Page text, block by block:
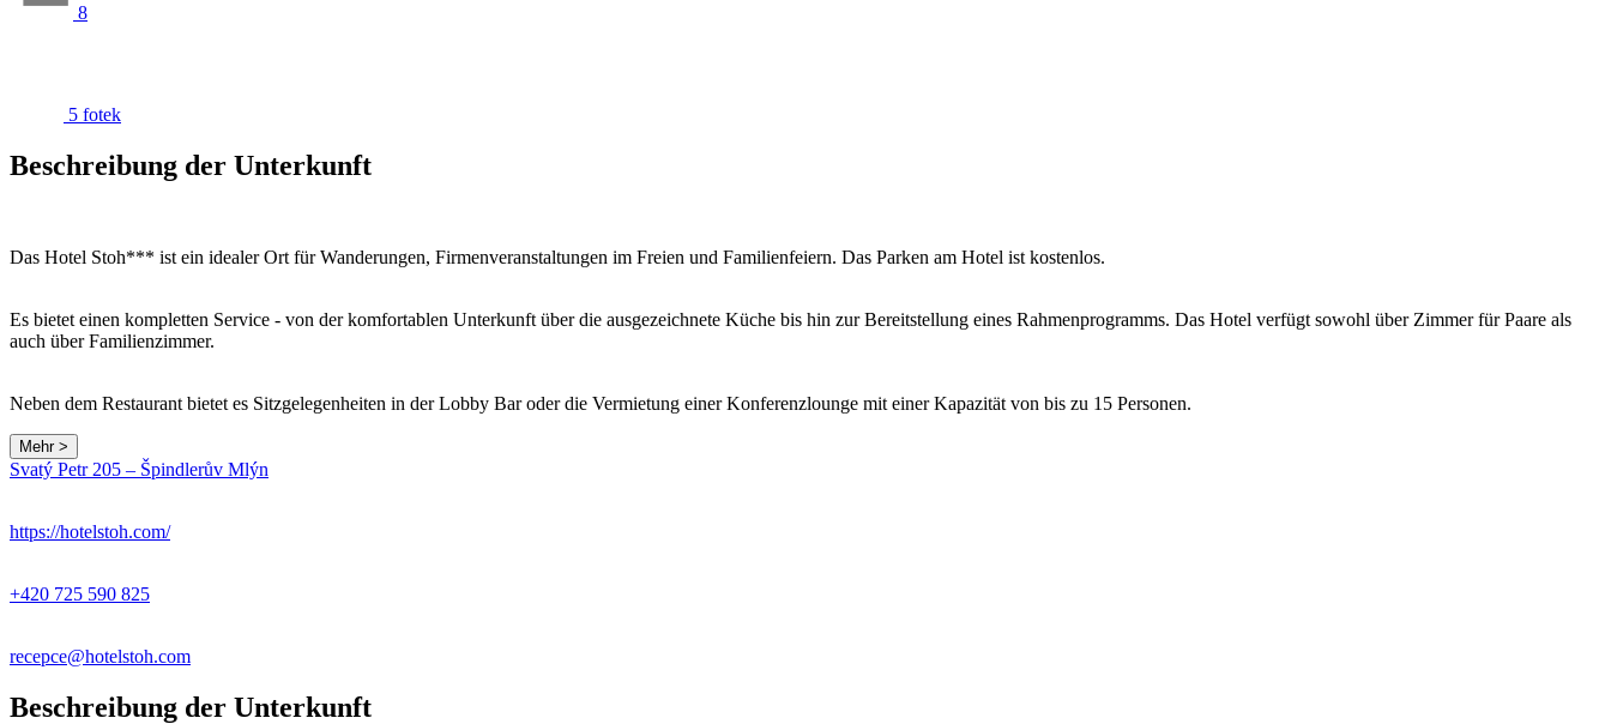
8
5 fotek
Beschreibung der Unterkunft
Das Hotel Stoh*** ist ein idealer Ort für Wanderungen, Firmenveranstaltungen im Freien und Familienfeiern. Das Parken am Hotel ist kostenlos.
Es bietet einen kompletten Service - von der komfortablen Unterkunft über die ausgezeichnete Küche bis hin zur Bereitstellung eines Rahmenprogramms. Das Hotel verfügt sowohl über Zimmer für Paare als
auch über Familienzimmer.
Neben dem Restaurant bietet es Sitzgelegenheiten in der Lobby Bar oder die Vermietung einer Konferenzlounge mit einer Kapazität von bis zu 15 Personen.
Mehr >
Svatý Petr 205 – Špindlerův Mlýn
https://hotelstoh.com/
+420 725 590 825
recepce@hotelstoh.com
Beschreibung der Unterkunft